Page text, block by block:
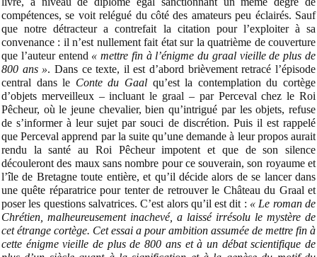
compétences, se voit relégué du côté des amateurs peu éclairés. Sauf
que notre détracteur a contrefait la citation pour l’exploiter à sa
convenance : il n’est nullement fait état sur la quatrième de couverture
que l’auteur entend « mettre fin à l’énigme du graal vieille de plus de
800 ans ». Dans ce texte, il est d’abord brièvement retracé l’épisode
central dans le Conte du Gaal qu’est la contemplation du cortège
d’objets merveilleux – incluant le graal – par Perceval chez le Roi
Pêcheur, où le jeune chevalier, bien qu’intrigué par les objets, refuse
de s’informer à leur sujet par souci de discrétion. Puis il est rappelé
que Perceval apprend par la suite qu’une demande à leur propos aurait
rendu la santé au Roi Pêcheur impotent et que de son silence
découleront des maux sans nombre pour ce souverain, son royaume et
l’île de Bretagne toute entière, et qu’il décide alors de se lancer dans
une quête réparatrice pour tenter de retrouver le Château du Graal et
poser les questions salvatrices. C’est alors qu’il est dit : « Le roman de
Chrétien, malheureusement inachevé, a laissé irrésolu le mystère de
cet étrange cortège. Cet essai a pour ambition assumée de mettre fin à
cette énigme vieille de plus de 800 ans et à un débat scientifique de